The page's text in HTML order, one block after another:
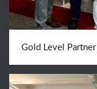
Gold Level